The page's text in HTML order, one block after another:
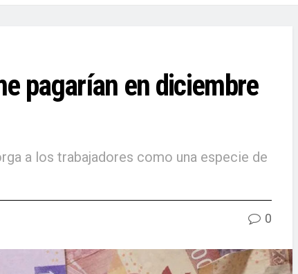
pagarían en diciembre
a los trabajadores como una especie de
0